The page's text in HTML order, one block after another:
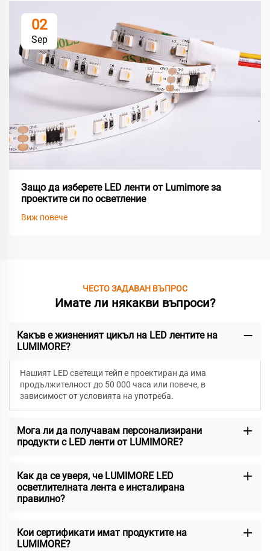
02
Sep
Защо да изберете LED ленти от Lumimore за
проектите си по осветление
Виж повече
ЧЕСТО ЗАДАВАН ВЪПРОС
Имате ли някакви въпроси?
Какъв е жизненият цикъл на LED лентите на
LUMIMORE?
Нашият LED светещи тейп е проектиран да има
продължителност до 50 000 часа или повече, в
зависимост от условията на употреба.
Мога ли да получавам персонализирани
продукти с LED ленти от LUMIMORE?
Как да се уверя, че LUMIMORE LED
осветлителната лента е инсталирана
правилно?
Кои сертификати имат продуктите на
LUMIMORE?